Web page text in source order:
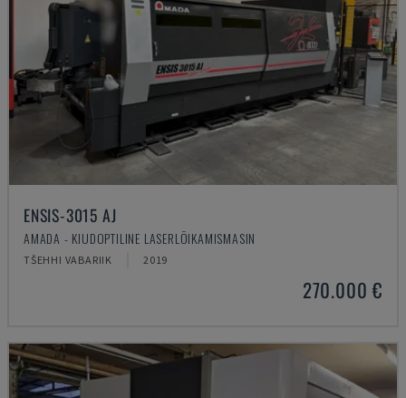
ENSIS-3015 AJ
AMADA - KIUDOPTILINE LASERLÕIKAMISMASIN
TŠEHHI VABARIIK 2019
270.000 €